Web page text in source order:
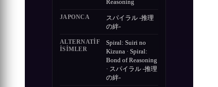
Reasoning
JAPONCA
スパイラル -推理
の絆-
ALTERNATIF
ISIMLER
Spiral: Suiri no
Kizuna · Spiral:
Bond of Reasoning
· スパイラル -推理
の絆-